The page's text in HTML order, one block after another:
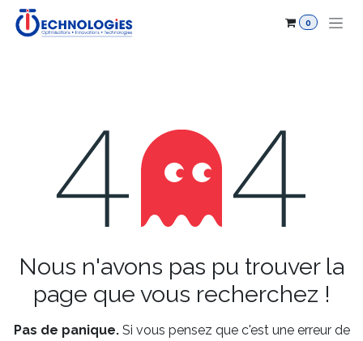
Se rendre au contenu
0
Erreur 404
Nous n'avons pas pu trouver la
page que vous recherchez !
Pas de panique.Si vous pensez que c'est une erreur de